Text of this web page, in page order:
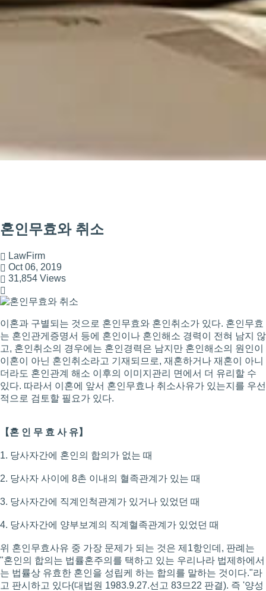
혼인무효와 취소
LawFirm
Oct 06, 2019
31,854 Views
이혼과 구별되는 것으로 혼인무효와 혼인취소가 있다. 혼인무효
는 혼인관게증명서 등에 혼인이나 혼인해소 경력이 전혀 남지 않
고, 혼인취소의 경우에는 혼인경력은 남지만 혼인해소의 원인이
이혼이 아닌 혼인취소라고 기재되므로, 재혼하거나 재혼이 아니
더라도 혼인관계 해소 이후의 이미지관리 면에서 더 유리할 수
있다. 따라서 이혼에 앞서 혼인무효나 취소사유가 있는지를 우선
적으로 검토할 필요가 있다.
【혼 인 무 효 사 유】
1. 당사자간에 혼인의 합의가 없는 때
2. 당사자 사이에 8촌 이내의 혈족관계가 있는 때
3. 당사자간에 직계인척관계가 있거나 있었던 때
4. 당사자간에 양부보계의 직계혈족관계가 있었던 때
위 혼인무효사유 중 가장 문제가 되는 것은 제1항인데, 판례는
"혼인의 합의는 법률혼주의를 택하고 있는 우리나라 법제하에서
는 법률상 유효한 혼인을 성립케 하는 합의를 말하는 것이다."라
고 판시하고 있다(대법원 1983.9.27.선고 83므22 판결). 즉 '양성